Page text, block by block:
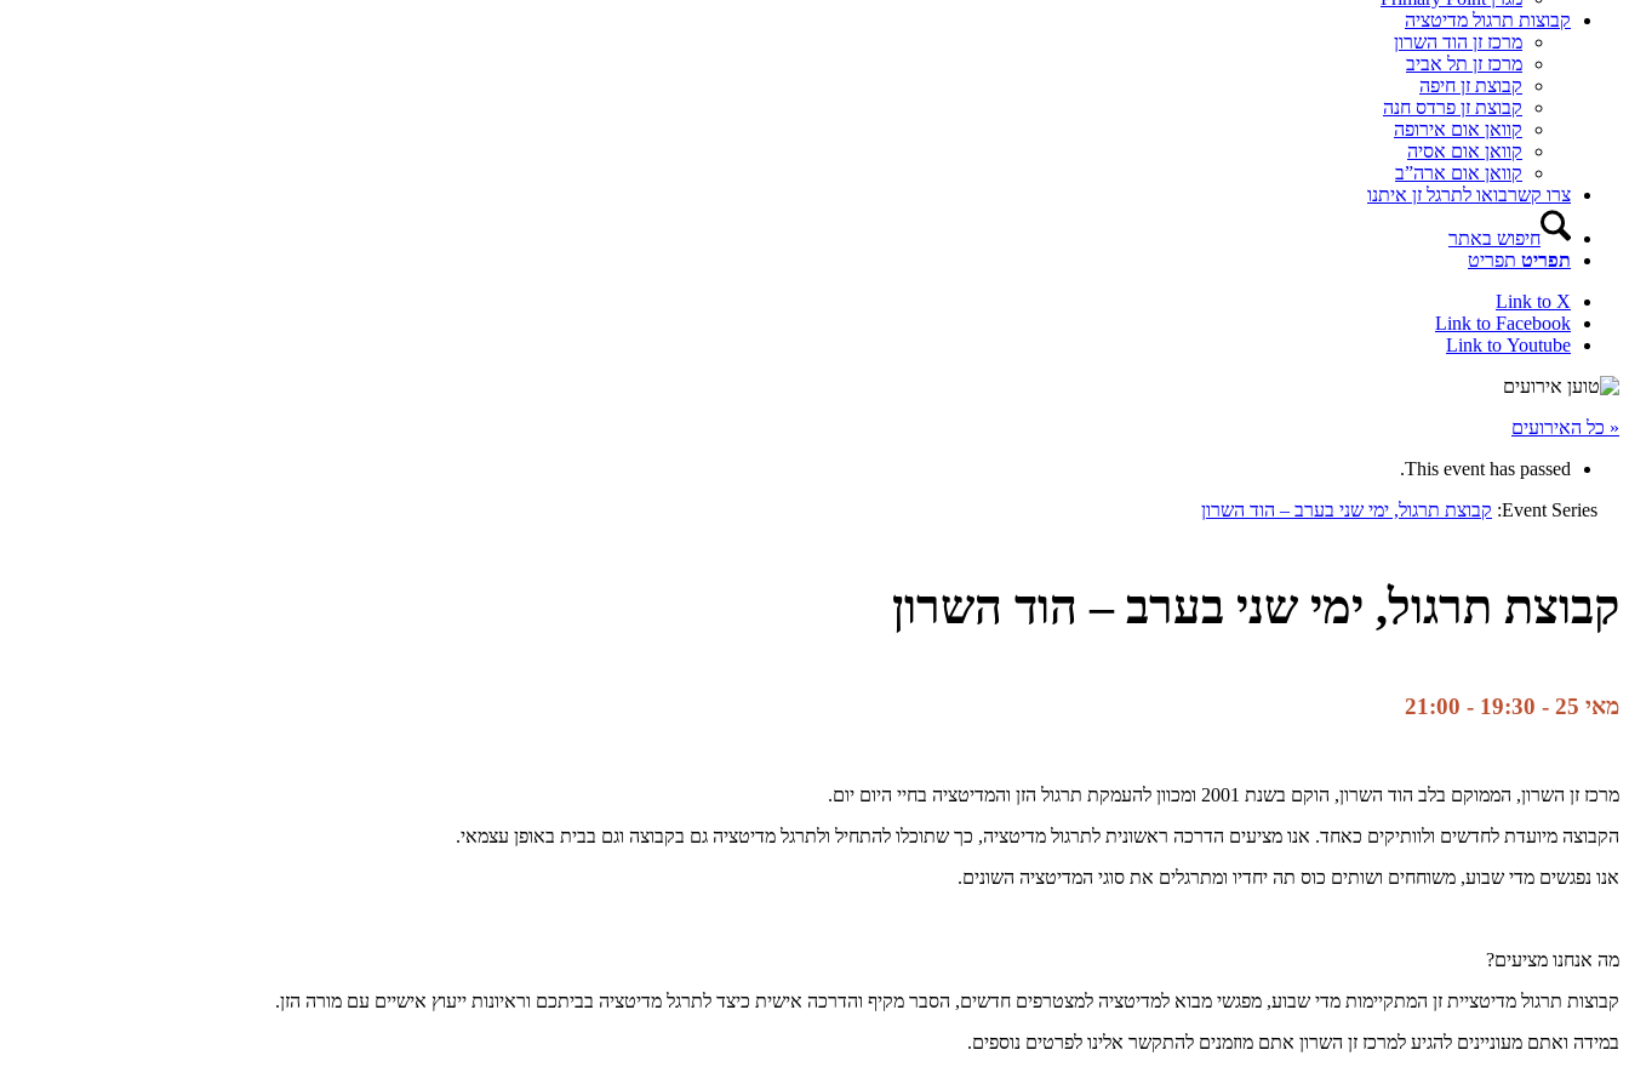
קבוצות תרגול מדיטציה
מרכז זן הוד השרון
מרכז זן תל אביב
קבוצת זן חיפה
קבוצת זן פרדס חנה
קוואן אום אירופה
קוואן אום אסיה
קוואן אום ארה”ב
צרו קשרבואו לתרגל זן איתנו
חיפוש באתר
תפריט תפריט
Link to X
Link to Facebook
Link to Youtube
« כל האירועים
This event has passed.
Event Series: קבוצת תרגול, ימי שני בערב – הוד השרון
קבוצת תרגול, ימי שני בערב – הוד השרון
מאי 25 - 19:30 -
21:00
מרכז זן השרון, הממוקם בלב הוד השרון, הוקם בשנת 2001 ומכוון להעמקת תרגול הזן והמדיטציה בחיי היום יום.
הקבוצה מיועדת לחדשים ולוותיקים כאחד. אנו מציעים הדרכה ראשונית לתרגול מדיטציה, כך שתוכלו להתחיל ולתרגל מדיטציה גם בקבוצה וגם בבית באופן עצמאי.
אנו נפגשים מדי שבוע, משוחחים ושותים כוס תה יחדיו ומתרגלים את סוגי המדיטציה השונים.
מה אנחנו מציעים?
קבוצות תרגול מדיטציית זן המתקיימות מדי שבוע, מפגשי מבוא למדיטציה למצטרפים חדשים, הסבר מקיף והדרכה אישית כיצד לתרגל מדיטציה בביתכם וראיונות ייעוץ אישיים עם מורה הזן.
במידה ואתם מעוניינים להגיע למרכז זן השרון אתם מוזמנים להתקשר אלינו לפרטים נוספים.